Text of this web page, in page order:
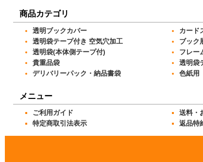
商品カテゴリ
透明ブックカバー カード
透明袋テープ付き 空気穴加工
ブック
透明袋(本体側テープ付)
フレー
貴重品袋
透明袋
デリバリーパック・納品書袋
色紙用
メニュー
ご利用ガイド 送料・
特定商取引法表示
返品特